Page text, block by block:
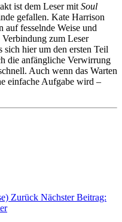
ist dem Leser mit Soul
gefallen. Kate Harrison
fesselnde Weise und
zum Leser
sich hier um den ersten Teil
die anfängliche Verwirrung
Auch wenn das Warten
einfache Aufgabe wird –
Zurück Nächster Beitrag: